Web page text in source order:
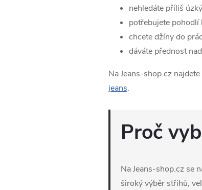
nehledáte příliš
potřebujete pohodlí
chcete džíny do
dáváte přednost
Na Jeans-shop.cz
jeans.
Proč
Na Jeans-shop.cz se
široký výběr střihů,